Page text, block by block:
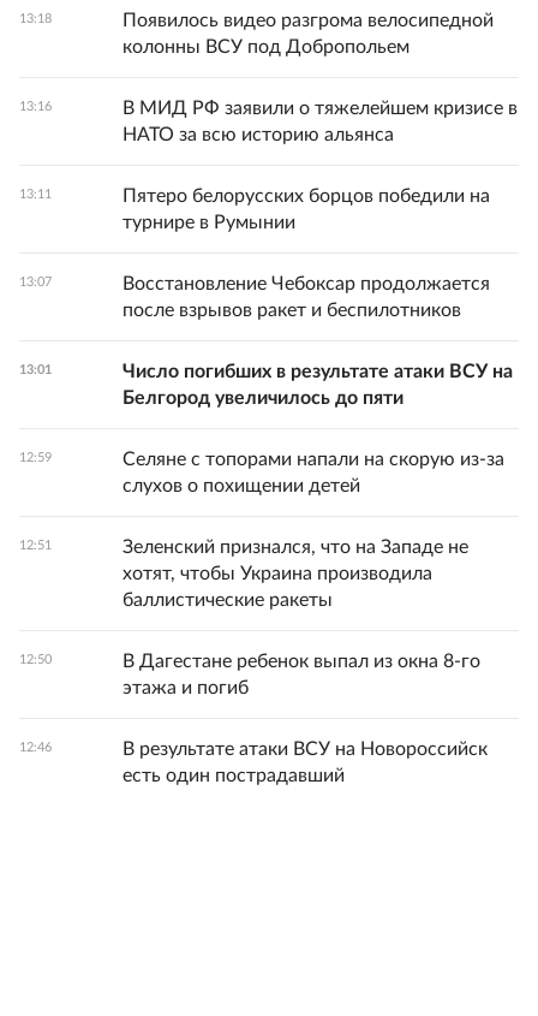
13:18
Появилось видео разгрома велосипедной
колонны ВСУ под Добропольем
13:16
В МИД РФ заявили о тяжелейшем кризисе в
НАТО за всю историю альянса
13:11
Пятеро белорусских борцов победили на
турнире в Румынии
13:07
Восстановление Чебоксар продолжается
после взрывов ракет и беспилотников
13:01
Число погибших в результате атаки ВСУ на
Белгород увеличилось до пяти
12:59
Селяне с топорами напали на скорую из-за
слухов о похищении детей
12:51
Зеленский признался, что на Западе не
хотят, чтобы Украина производила
баллистические ракеты
12:50
В Дагестане ребенок выпал из окна 8-го
этажа и погиб
12:46
В результате атаки ВСУ на Новороссийск
есть один пострадавший